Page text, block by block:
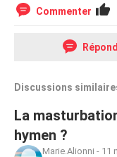
Commenter
Discussions
La
hymen ?
Marie.Alionni - 11